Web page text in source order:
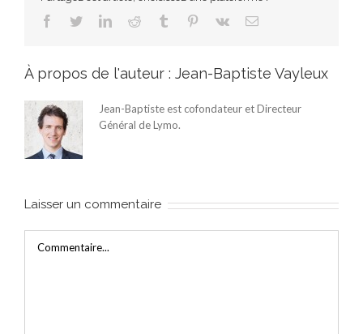
Facebook
TwitterLinkedInReddit Tumblr Pinterest
Vk Email
À propos de l'auteur : Jean-Baptiste Vayleux
Jean-Baptiste est cofondateur et Directeur
Général de Lymo.
Laisser un commentaire